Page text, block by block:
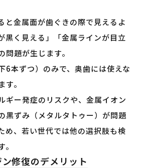
と金属面が歯ぐきの際で見えるよ
黒く見える」「金属ラインが目立
問題が生じます。
6本ずつ）のみで、奥歯には使えな
。
ギー発症のリスクや、金属イオン
黒ずみ（メタルタトゥー）が問題
め、若い世代では他の選択肢も検
修復のデメリット